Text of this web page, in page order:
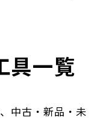
具一覧
中古・新品・未